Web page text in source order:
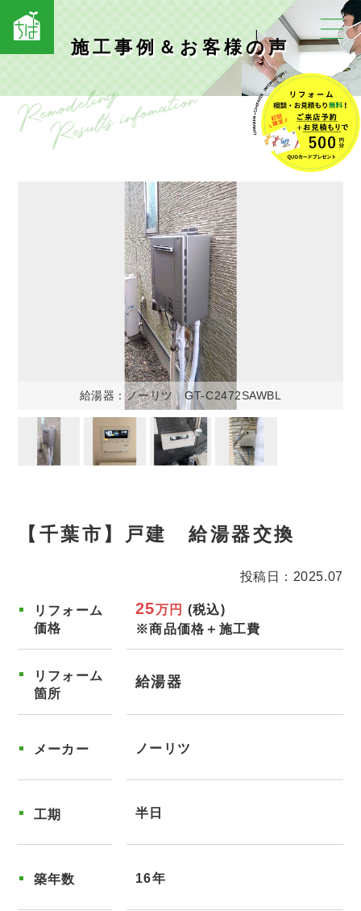
施工事例＆お客様の声
給湯器：ノーリツ GT-C2472SAWBL
【千葉市】戸建 給湯器交換
投稿日：2025.07
リフォーム
価格
25万円 (税込)
※商品価格＋施工費
リフォーム
箇所
給湯器
メーカー ノーリツ
工期 半日
築年数 16年